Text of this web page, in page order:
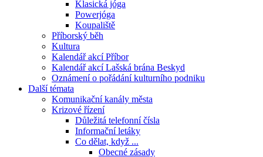
Klasická jóga
Powerjóga
Koupaliště
Příborský běh
Kultura
Kalendář akcí Příbor
Kalendář akcí Lašská brána Beskyd
Oznámení o pořádání kulturního podniku
Další témata
Komunikační kanály města
Krizové řízení
Důležitá telefonní čísla
Informační letáky
Co dělat, když ...
Obecné zásady